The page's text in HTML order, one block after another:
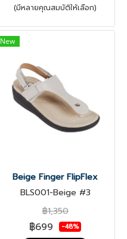
(มีหลายคุณสมบัติให้เลือก)
New
Beige Finger FlipFlex
BLS001-Beige #3
฿1,350
฿699 -48%